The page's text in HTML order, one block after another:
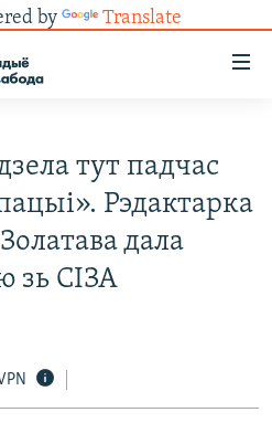
by Translate
тут падчас
Рэдактарка
дала
зь СІЗА